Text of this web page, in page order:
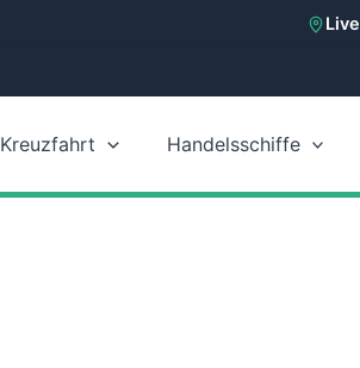
Live
Kreuzfahrt Handelsschiffe